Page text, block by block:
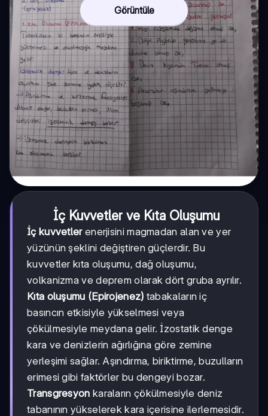
Görüntüle
İç Kuvvetler ve Kıta Oluşumu
İç kuvvetlerenerjisini magmadan alan ve yer
yüzünün şeklini değiştiren güçlerdir. Bu
kuvvetler kıta oluşumu, dağ oluşumu,
volkanizma ve deprem olarak dört gruba ayrılır.
Kıta oluşumu (Epirojenez) tabakaların iç
basıncın etkisiyle yükselmesi veya
çökülmesiyle meydana gelir. İzostatik denge
kara ve denizlerin ağırlığına göre zemine
yerleşimi sağlar. Aşındırma, biriktirme, buzulların
erimesi gibi faktörler bu dengeyi bozar.
Transgresyon karaların çökülmesiyle deniz
tabanının yükselerek kara içerisine ilerlemesidir.